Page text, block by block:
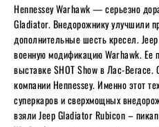
Hennessey Warhawk — серьезно
Gladiator. Внедорожнику улучшили
дополнительные шесть кресел.
военную модификацию Warhawk. Ее
выставке SHOT Show в Лас-
компании Hennessey. Именно этот
суперкаров и сверхмощных
взяли Jeep Gladiator Rubicon –